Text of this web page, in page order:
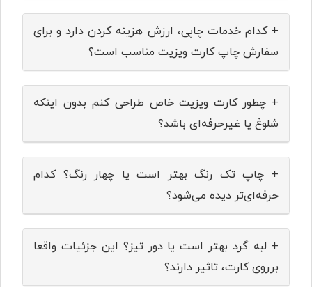
+ کدام خدمات چاپی، ارزش هزینه کردن دارد و برای
سفارش چاپ کارت ویزیت مناسب است؟
+ چطور کارت ویزیت خاص طراحی کنم بدون اینکه
شلوغ یا غیرحرفه‌ای باشد؟
+ چاپ تک ‌رنگ بهتر است یا چهار رنگ؟ کدام
حرفه‌ای‌تر دیده می‌شود؟
+ لبه گرد بهتر است یا دور تیز؟ این جزئیات واقعا
برروی کارت، تاثیر دارند؟